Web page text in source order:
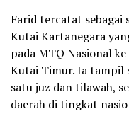
Farid tercatat sebagai
Kutai Kartanegara
pada MTQ Nasional
Kutai Timur. Ia tampil
satu juz dan tilawah,
daerah di tingkat